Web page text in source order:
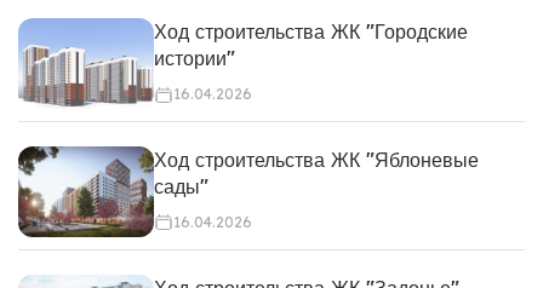
Ход строительства ЖК "Городские
истории"
16.04.2026
Ход строительства ЖК "Яблоневые
сады"
16.04.2026